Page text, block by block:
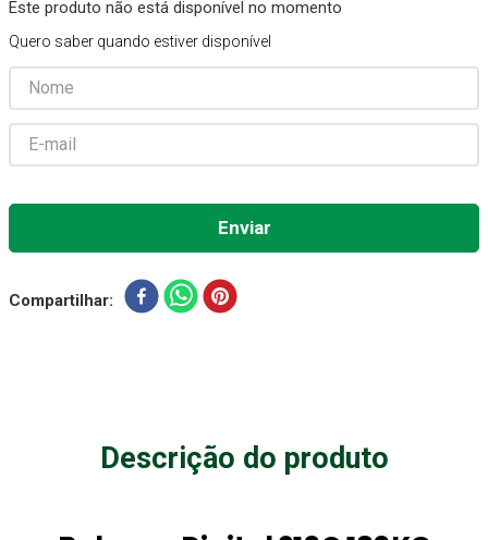
Este produto não está disponível no momento
Quero saber quando estiver disponível
Compartilhar
Descrição do produto
7 º Absorvente Geriatrico
8º Gaze Esteril
9º Cadeira Banho
10º